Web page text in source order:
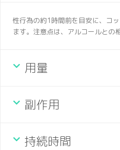
性行為の約1時間前を目安に、コ
ます。注意点は、アルコールとの
用量
副作用
持続時間